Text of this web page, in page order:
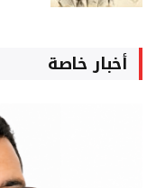
أخبار خاصة